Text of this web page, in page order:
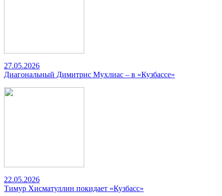
27.05.2026
Диагональный Димитрис Мухлиас – в «Кузбассе»
22.05.2026
Тимур Хисматуллин покидает «Кузбасс»